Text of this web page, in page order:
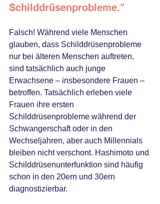
Schilddrüsenprobleme."
Falsch! Während viele Menschen
glauben, dass Schilddrüsenprobleme
nur bei älteren Menschen auftreten,
sind tatsächlich auch junge
Erwachsene – insbesondere Frauen –
betroffen. Tatsächlich erleben viele
Frauen ihre ersten
Schilddrüsenprobleme während der
Schwangerschaft oder in den
Wechseljahren, aber auch Millennials
bleiben nicht verschont. Hashimoto und
Schilddrüsenunterfunktion sind häufig
schon in den 20ern und 30ern
diagnostizierbar.